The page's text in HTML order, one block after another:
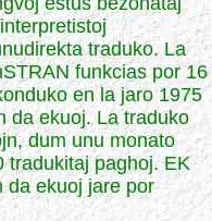
traduko. La
funkcias por 16
en la jaro 1975
da ekuoj. La traduko
dum unu monato
tradukitaj paghoj. EK
da ekuoj jare por